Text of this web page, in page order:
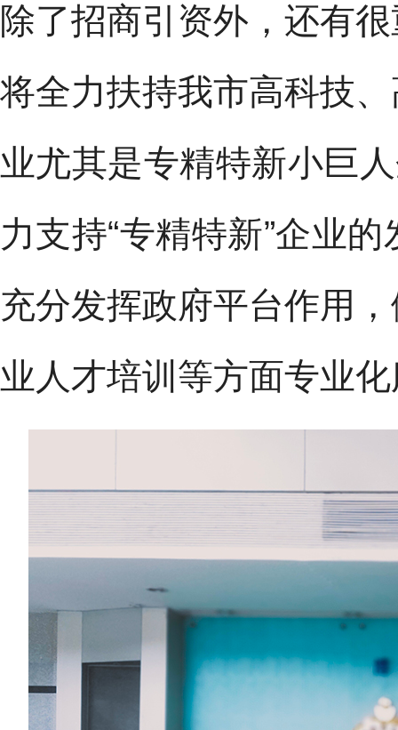
除了招商引资外，还有
将全力扶持我市高科技
业尤其是专精特新小巨
力支持“专精特新”企业
充分发挥政府平台作用
业人才培训等方面专业